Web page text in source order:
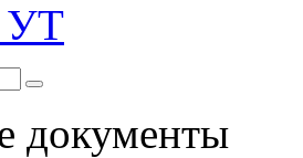
УТ
документы